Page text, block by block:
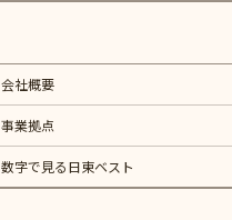
会社概要
事業拠点
数字で見る日東ベスト